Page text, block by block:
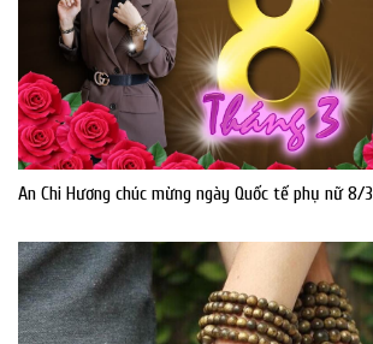
An Chi Hương chúc mừng ngày Quốc tế phụ nữ 8/3